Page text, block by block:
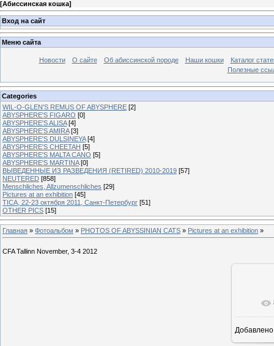
[Абиссинская кошка]
Вход на сайт
Меню сайта
Новости О сайте Об абиссинской породе Наши кошки
Каталог
Полезные
Categories
WIL-O-GLEN'S REMUS OF ABYSPHERE [2]
ABYSPHERE'S FIGARO [0]
ABYSPHERE'S ALISA [4]
ABYSPHERE'S AMIRA [3]
ABYSPHERE'S DULSINEYA [4]
ABYSPHERE'S CHEETAH [5]
ABYSPHERE'S MALTA CANO [5]
ABYSPHERE'S MARTINA [0]
ВЫВЕДЕННЫЕ ИЗ РАЗВЕДЕНИЯ (RETIRED) 2010-2019 [57]
NEUTERED [858]
Menschliches, Allzumenschliches [29]
Pictures at an exhibition [45]
TICA, 22-23 октября 2011, Санкт-Петербург [51]
OTHER PICS [15]
Главная » Фотоальбом » PHOTOS OF ABYSSINIAN CATS » Pictures at an exhibition »
CFA Tallinn November, 3-4 2012
В
Добавлено